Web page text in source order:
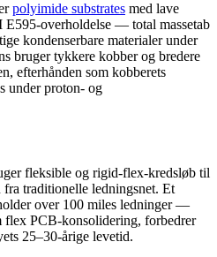
polyimide substrates med lave
E595-overholdelse — total massetab
kondenserbare materialer under
bruger tykkere kobber og bredere
efterhånden som kobberets
under proton- og
fleksible og rigid-flex-kredsløb til
traditionelle ledningsnet. Et
over 100 miles ledninger —
flex PCB-konsolidering, forbedrer
25–30-årige levetid.